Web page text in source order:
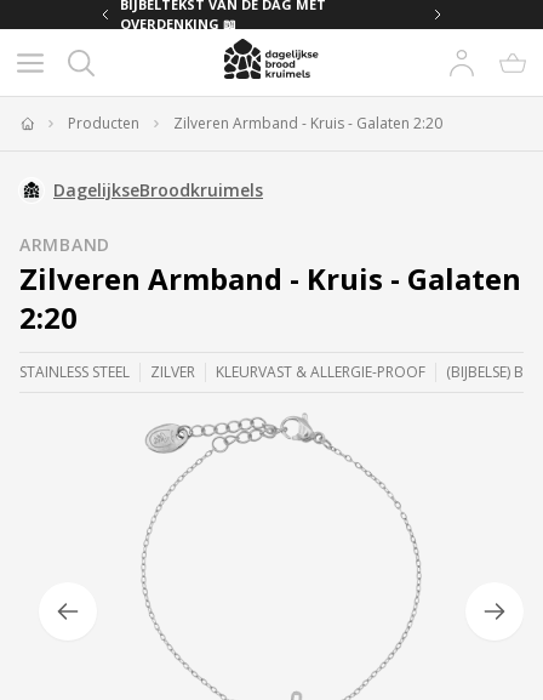
BIJBELTEKST VAN DE DAG MET
OVERDENKING 📖
Producten Zilveren Armband - Kruis - Galaten 2:20
DagelijkseBroodkruimels
ARMBAND
Zilveren Armband - Kruis - Galaten
2:20
STAINLESS STEEL ZILVER KLEURVAST & ALLERGIE-PROOF (BIJBELSE)